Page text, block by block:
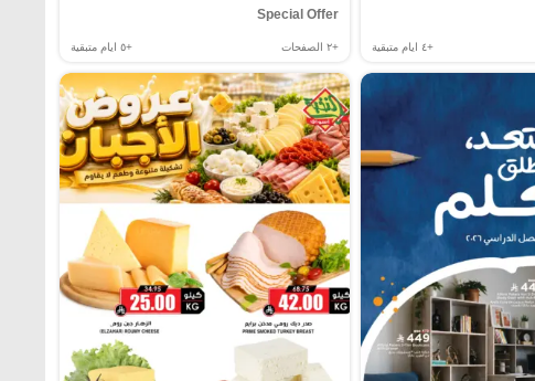
+٤ ايام متبقية
Special Offer
+٢ الصفحات +٥ ايام متبقية